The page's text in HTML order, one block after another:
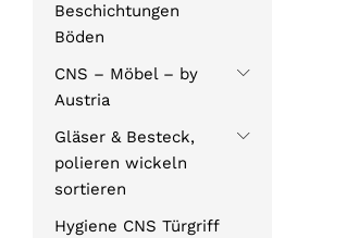
Beschichtungen
Böden
CNS – Möbel – by
Austria
Gläser & Besteck,
polieren wickeln
sortieren
Hygiene CNS Türgriff